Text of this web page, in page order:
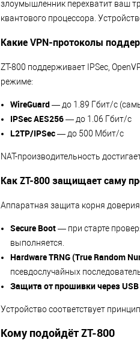
злоумышленник перехватит ваш
квантового процессора.
Какие VPN-протоколы
ZT-800 поддерживает IPSec,
режиме:
WireGuard— до 1.89 Гбит/с
IPSec AES256— до 1.06 Гбит/с
L2TP/IPSec— до 500 Мбит/с
NAT-производительность
Как ZT-800 защищает саму
Аппаратная защита корня
Secure Boot— при старте
выполняется.
Hardware TRNG (True Random
псевдослучайных
Защита от прошивки через USB
Устройство соответствует
Кому подойдёт ZT-800